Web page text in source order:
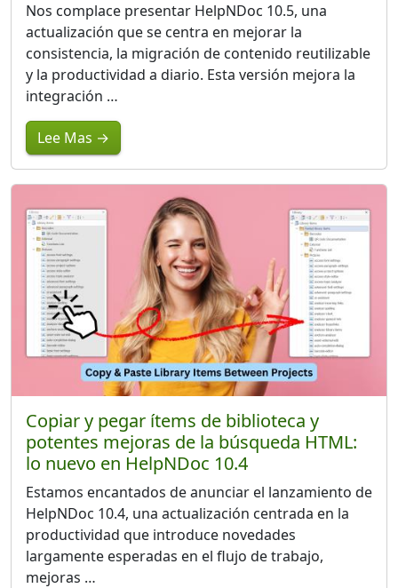
Nos complace presentar HelpNDoc 10.5, una
actualización que se centra en mejorar la
consistencia, la migración de contenido reutilizable
y la productividad a diario. Esta versión mejora la
integración …
Lee Mas →
Copiar y pegar ítems de biblioteca y
potentes mejoras de la búsqueda HTML:
lo nuevo en HelpNDoc 10.4
Estamos encantados de anunciar el lanzamiento de
HelpNDoc 10.4, una actualización centrada en la
productividad que introduce novedades
largamente esperadas en el flujo de trabajo,
mejoras …